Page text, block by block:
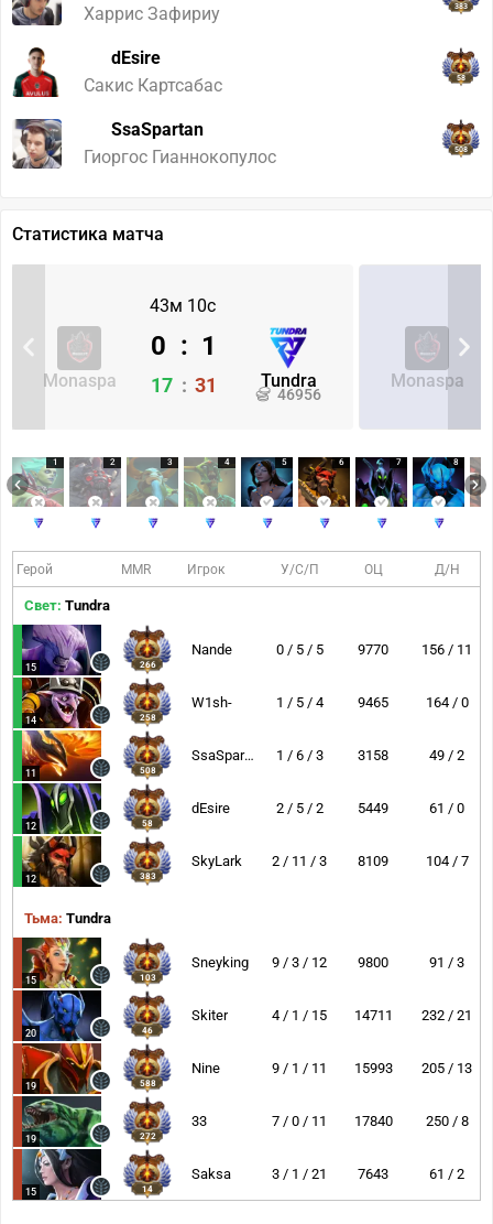
Харрис Зафириу
383
dEsire
Сакис Картсабас
58
SsaSpartan
Гиоргос Гианнокопулос
508
Статистика матча
43м 10с
Monaspa Tundra
46956
0 : 1
17 : 31 Monaspa
1 2 3 4 5 6 7 8
Герой MMR Игрок У/С/П ОЦ Д/Н
Свет: Tundra
15 266
Nande 0 / 5 / 5 9770 156 / 11
14 258
W1sh- 1 / 5 / 4 9465 164 / 0
11 508
SsaSpartan 1 / 6 / 3 3158 49 / 2
12 58
dEsire 2 / 5 / 2 5449 61 / 0
12 383
SkyLark 2 / 11 / 3 8109 104 / 7
Тьма: Tundra
15 103
Sneyking 9 / 3 / 12 9800 91 / 3
20 46
Skiter 4 / 1 / 15 14711 232 / 21
19 588
Nine 9 / 1 / 11 15993 205 / 13
19 272
33 7 / 0 / 11 17840 250 / 8
15 14
Saksa 3 / 1 / 21 7643 61 / 2